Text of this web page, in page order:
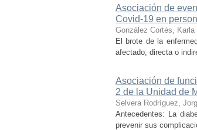
Asociación de
Covid-19 en
González Cortés, Karla
El brote de la
afectado, directa o
Asociación de
2 de la Unidad de
Selvera Rodríguez,
Antecedentes: La
prevenir sus